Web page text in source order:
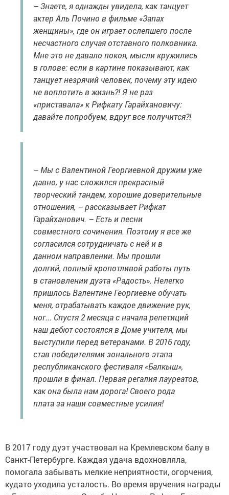
– Знаете, я однажды увидела, как танцует
актер Аль Почино в фильме «Запах
женщины», где он играет ослепшего после
несчастного случая отставного полковника.
Мне это не давало покоя, мысли кружились
в голове: если в картине показывают, как
танцует незрячий человек, почему эту идею
не воплотить в жизнь?! Я не раз
«приставала» к Рифкату Гарайхановичу:
давайте попробуем, вдруг все получится?!
– Мы с Валентиной Георгиевной дружим уже
давно, у нас сложился прекрасный
творческий тандем, хорошие доверительные
отношения, – рассказывает Рифкат
Гарайханович. – Есть и песни
совместного сочинения. Поэтому я все же
согласился сотрудничать с ней и в
данном направлении. Мы прошли
долгий, полный кропотливой работы путь
в становлении дуэта «Радость». Нелегко
пришлось Валентине Георгиевне обучать
меня, отрабатывать каждое движение рук,
ног... Спустя 2 месяца с начала репетиций
наш дебют состоялся в Доме учителя, мы
выступили перед ветеранами. В 2016 году,
став победителями зонального этапа
республиканского фестиваля «Балкыш»,
прошли в финал. Первая регалия лауреатов,
как она была нам дорога! Своего рода
плата за наши совместные усилия!
В 2017 году дуэт участвовал на Кремлевском балу в
Санкт-Петербурге. Каждая удача вдохновляла,
помогала забывать мелкие неприятности, огорчения,
кудато уходила усталость. Во время вручения награды